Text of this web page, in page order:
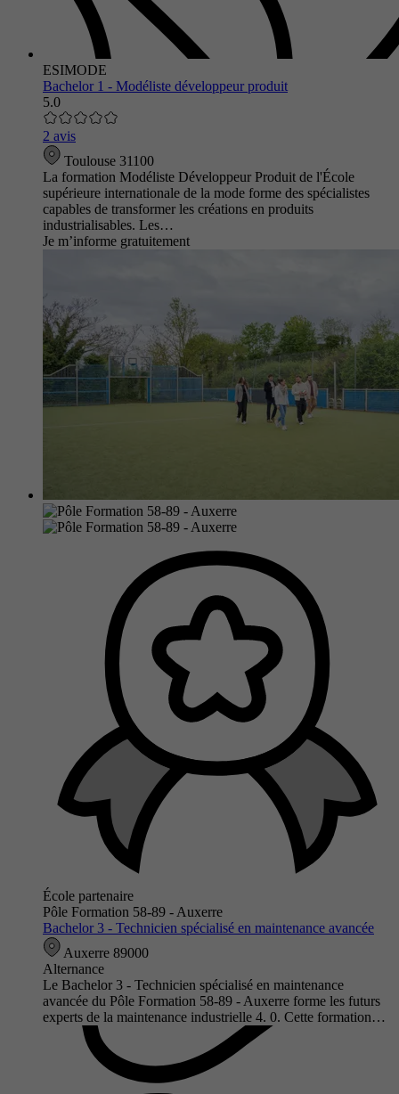
ESIMODE
Bachelor 1 - Modéliste développeur produit
5.0
2 avis
Toulouse 31100
La formation Modéliste Développeur Produit de l'École
supérieure internationale de la mode forme des spécialistes
capables de transformer les créations en produits
industrialisables. Les…
Je m’informe gratuitement
École partenaire
Pôle Formation 58-89 - Auxerre
Bachelor 3 - Technicien spécialisé en maintenance avancée
Auxerre 89000
Alternance
Le Bachelor 3 - Technicien spécialisé en maintenance
avancée du Pôle Formation 58-89 - Auxerre forme les futurs
experts de la maintenance industrielle 4. 0. Cette formation…